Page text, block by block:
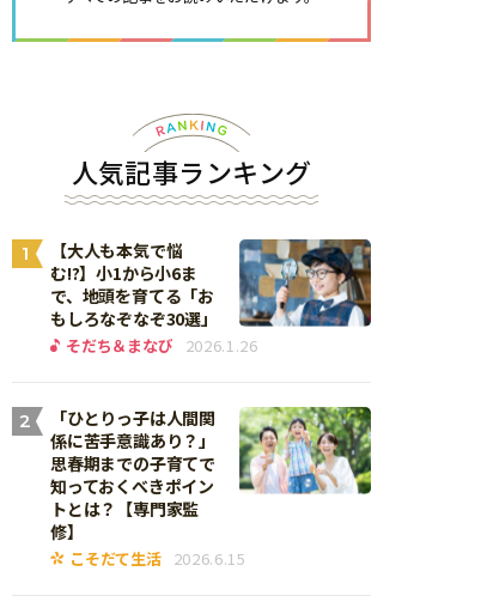
人気記事ランキング
1
【大人も本気で悩
む!?】小1から小6ま
で、地頭を育てる「お
もしろなぞなぞ30選」
そだち＆まなび 2026.1.26
2
「ひとりっ子は人間関
係に苦手意識あり？」
思春期までの子育てで
知っておくべきポイン
トとは？【専門家監
修】
こそだて生活 2026.6.15